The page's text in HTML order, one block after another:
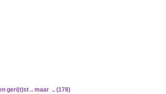
geri(t)st .. maar .. (178)